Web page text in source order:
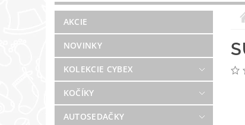
STAROSTLIVOSŤ O VZDUCH
BLOG
PREDAJŇA KONTAKT
AKCIE
NOVINKY
KOLEKCIE CYBEX
KOČÍKY
AUTOSEDAČKY